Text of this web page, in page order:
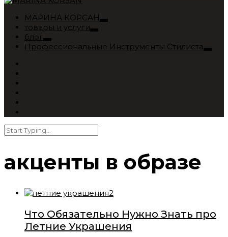
МАРИНА КОРСАН
товары и услуги
блог
Профессиональные Инструменты Стилиста
акценты в образе
Что Обязательно Нужно Знать про
Летние Украшения